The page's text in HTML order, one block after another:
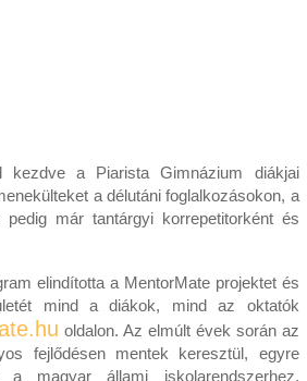
kezdve a Piarista Gimnázium diákjai
a délutáni foglalkozásokon, a
már tantárgyi korrepetitorként és
elindította a MentorMate projektet és
mind a diákok, mind az oktatók
oldalon. Az elmúlt évek során az
fejlődésen mentek keresztül, egyre
a magyar állami iskolarendszerhez.